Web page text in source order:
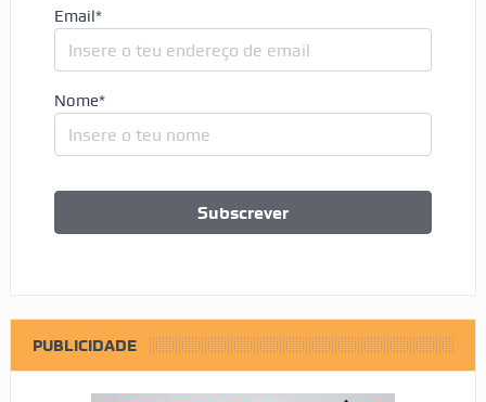
Email*
Nome*
PUBLICIDADE